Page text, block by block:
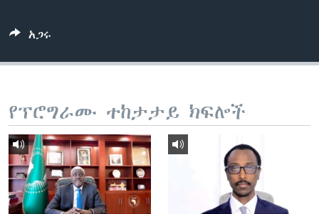
አጋሩ
የፕሮግራሙ ተከታታይ ክፍሎች